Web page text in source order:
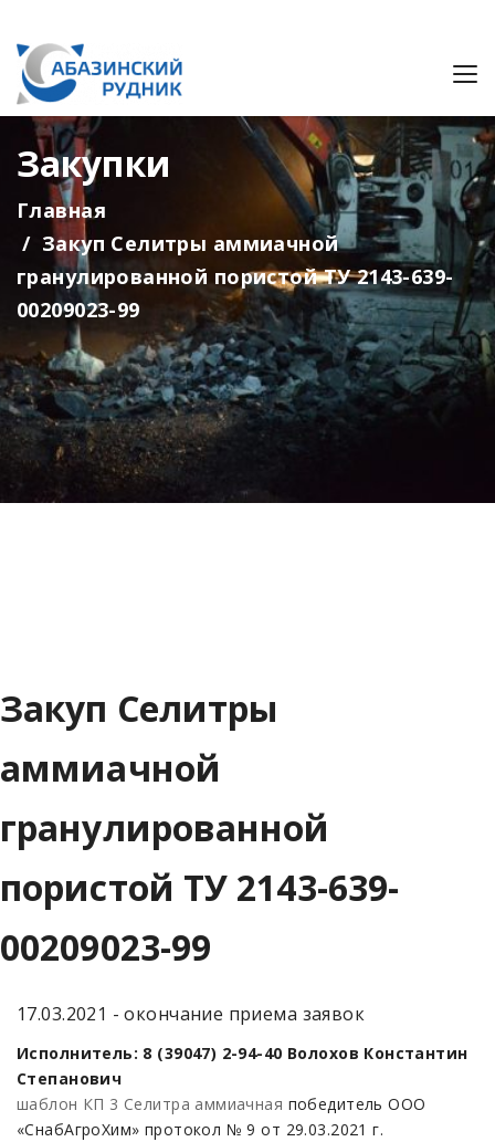
Закупки
Главная
Закуп Селитры аммиачной
гранулированной пористой ТУ 2143-639-
00209023-99
Закуп Селитры
аммиачной
гранулированной
пористой ТУ 2143-639-
00209023-99
17.03.2021 - окончание приема заявок
Исполнитель: 8 (39047) 2-94-40 Волохов Константин
Степанович
шаблон КП 3 Селитра аммиачная победитель ООО
«СнабАгроХим» протокол № 9 от 29.03.2021 г.